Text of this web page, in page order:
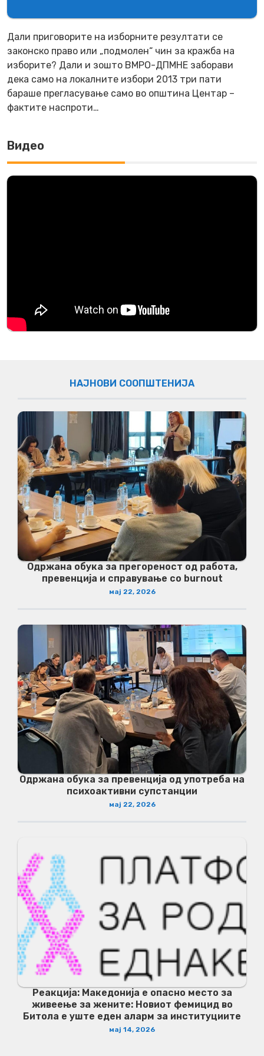
Дали приговорите на изборните резултати се
законско право или „подмолен“ чин за кражба на
изборите? Дали и зошто ВМРО-ДПМНЕ заборави
дека само на локалните избори 2013 три пати
бараше прегласување само во општина Центар –
фактите наспроти…
Видео
НАЈНОВИ СООПШТЕНИЈА
Одржана обука за прегореност од работа,
превенција и справување со burnout
мај 22, 2026
Одржана обука за превенција од употреба на
психоактивни супстанции
мај 22, 2026
Реакција: Македонија е опасно место за
живеење за жените: Новиот фемицид во
Битола е уште еден аларм за институциите
мај 14, 2026